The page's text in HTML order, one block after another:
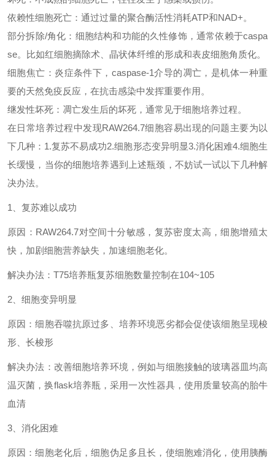
依赖性细胞死亡：通过过量的聚合酶活性消耗ATP和NAD+。
部分拆除/角化： 细胞结构和功能的久性修饰，通常依赖于caspa
se。比如红细胞摘除术、晶状体纤维的形成和表皮细胞角质化。
细胞焦亡：炎症条件下， caspase-1介导的凋亡，是机体一种重
要的天然免疫反应，在抗击感染中发挥重要作用。
继发性坏死： 凋亡发生后的坏死，通常见于细胞培养过程。
在日常培养过程中发现RAW264.7细胞容易出现的问题主要为以
下几种：1.复苏不易成功2.细胞形态变异明显3.消化困难4.细胞生
长缓慢，当你的细胞培养遇到上述瓶颈，不妨试一试以下几种解
决办法。
1、复苏难以成功
原因： RAW264.7对空间十分敏感，复苏密度太高，细胞增殖太
快，加剧细胞营养缺失，加速细胞老化。
解决办法： T75培养瓶复苏细胞数量控制在104~105
2、细胞变异明显
原因：细胞吞噬抗原过多、培养环境恶劣都会促使该细胞呈现梭
形、长梭形
解决办法：改善细胞培养环境，例如与细胞接触的玻璃器皿均高
温灭菌，换flask培养瓶，采用一次性器具，使用质量较高的胎牛
血清
3、消化困难
原因：细胞老化后，细胞伪足多且长，使细胞难消化，使用胰酶